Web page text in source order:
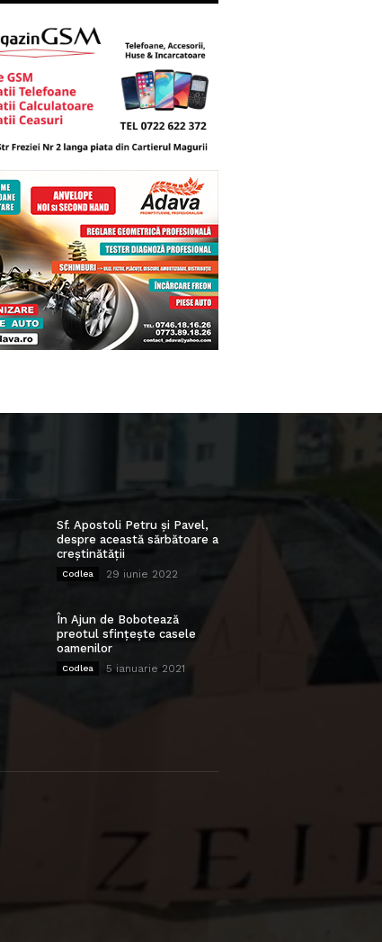
Sf. Apostoli Petru și Pavel,
despre această sărbătoare a
creștinătății
Codlea 29 iunie 2022
În Ajun de Bobotează
preotul sfințește casele
oamenilor
Codlea 5 ianuarie 2021